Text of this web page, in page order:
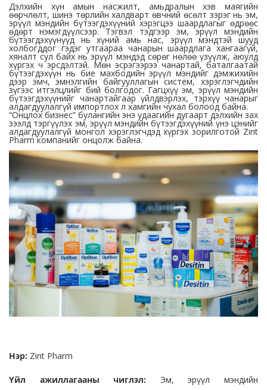
Дэлхийн хүн амын насжилт, амьдралын хэв маягийн
өөрчлөлт, шинэ төрлийн халдварт өвчний өсөлт зэрэг нь эм,
эрүүл мэндийн бүтээгдэхүүний хэрэгцээ шаардлагыг өдрөөс
өдөрт нэмэгдүүлсээр. Тэгвэл тэдгээр эм, эрүүл мэндийн
бүтээгдэхүүнүүд нь хүний амь нас, эрүүл мэндтэй шууд
холбогддог гэдэг утгаараа чанарын шаардлага хангаагүй,
хяналт сул байх нь эрүүл мэндэд сөрөг нөлөө үзүүлж, аюулд
хүргэх ч эрсдэлтэй. Мөн эсрэгээрээ чанартай, баталгаатай
бүтээгдэхүүн нь бие махбодийн эрүүл мэндийг дэмжихийн
дээр эмч, эмнэлгийн байгууллагын систем, хэрэглэгчдийн
зүгээс итгэлцлийг бий болгодог. Гагцхүү эм, эрүүл мэндийн
бүтээгдэхүүнийг чанартайгаар үйлдвэрлэх, тэрхүү чанарыг
алдагдуулалгүй импортлох л хамгийн чухал болоод байна.
“Онцлох бизнес” булангийн энэ удаагийн дугаарт дэлхийн зах
зээлд тэргүүлэх эм, эрүүл мэндийн бүтээгдэхүүний үнэ цэнийг
алдагдуулалгүй монгол хэрэглэгчдэд хүргэх зорилготой Zint
Pharm компанийг онцолж байна.
Нэр: Zint Pharm
Үйл ажиллагааны чиглэл: Эм, эрүүл мэндийн